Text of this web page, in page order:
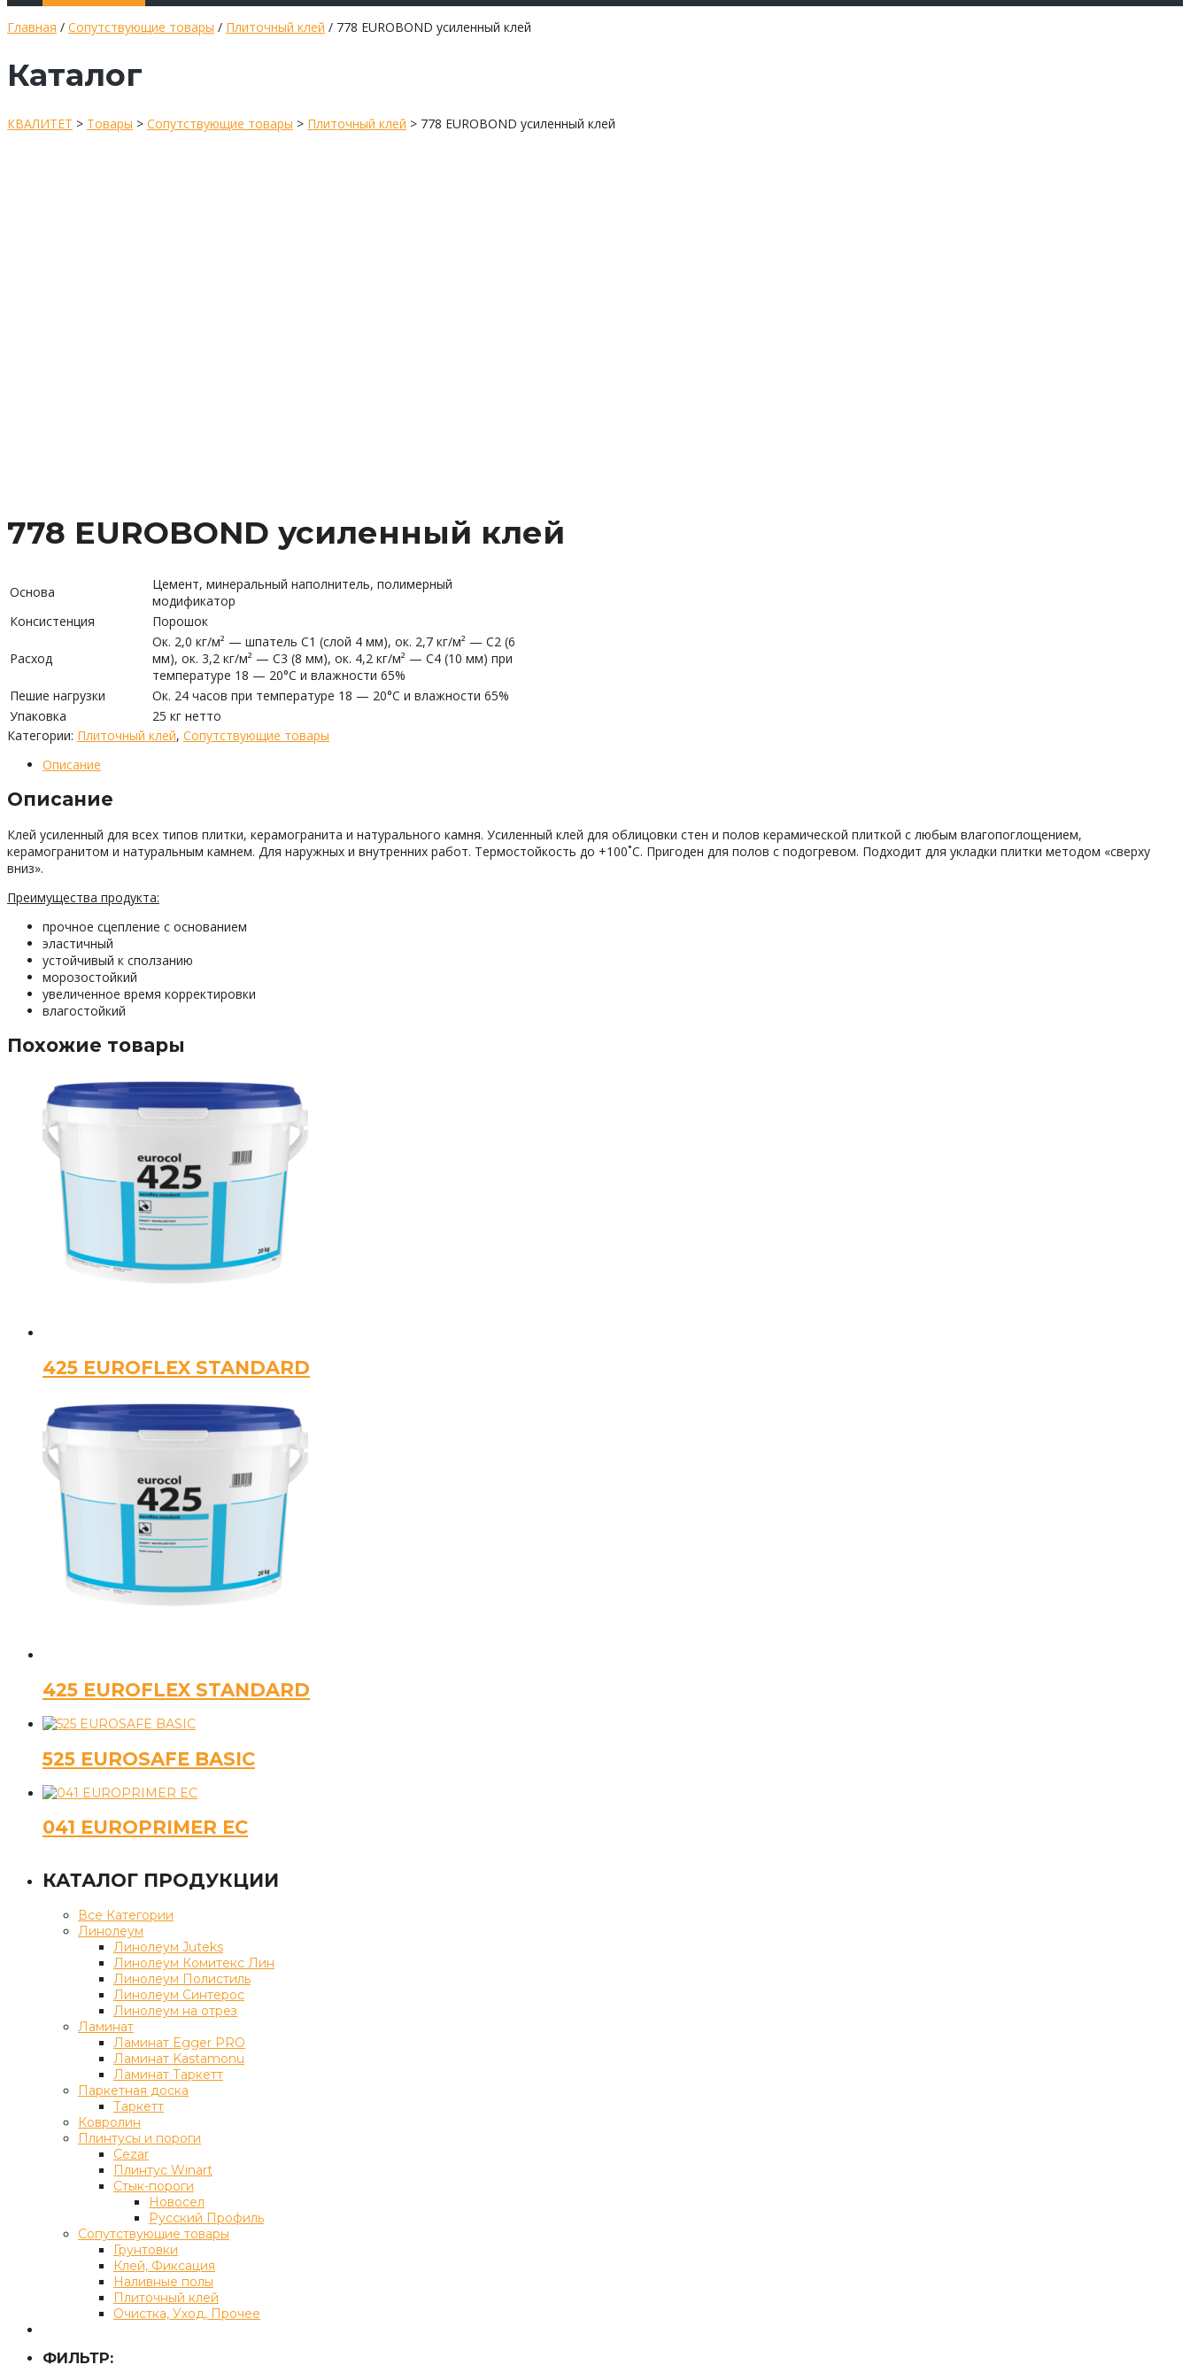
Главная / Сопутствующие товары / Плиточный клей / 778 EUROBOND усиленный клей
Каталог
КВАЛИТЕТ > Товары > Сопутствующие товары > Плиточный клей > 778 EUROBOND усиленный клей
778 EUROBOND усиленный клей
Основа
Цемент, минеральный наполнитель, полимерный
модификатор
Консистенция
Порошок
Расход
Ок. 2,0 кг/м² — шпатель С1 (слой 4 мм), ок. 2,7 кг/м² — С2 (6
мм), ок. 3,2 кг/м² — С3 (8 мм), ок. 4,2 кг/м² — С4 (10 мм) при
температуре 18 — 20°C и влажности 65%
Пешие нагрузки
Ок. 24 часов при температуре 18 — 20°C и влажности 65%
Упаковка
25 кг нетто
Категории: Плиточный клей, Сопутствующие товары
Описание
Описание
Клей усиленный для всех типов плитки, керамогранита и натурального камня. Усиленный клей для облицовки стен и полов керамической плиткой с любым влагопоглощением,
керамогранитом и натуральным камнем. Для наружных и внутренних работ. Термостойкость до +100˚C. Пригоден для полов с подогревом. Подходит для укладки плитки методом «сверху
вниз».
Преимущества продукта:
прочное сцепление с основанием
эластичный
устойчивый к сползанию
морозостойкий
увеличенное время корректировки
влагостойкий
Похожие товары
425 EUROFLEX STANDARD
425 EUROFLEX STANDARD
525 EUROSAFE BASIC
041 EUROPRIMER EC
КАТАЛОГ ПРОДУКЦИИ
Все Категории
Линолеум
Линолеум Juteks
Линолеум Комитекс Лин
Линолеум Полистиль
Линолеум Синтерос
Линолеум на отрез
Ламинат
Ламинат Egger PRO
Ламинат Kastamonu
Ламинат Таркетт
Паркетная доска
Таркетт
Ковролин
Плинтусы и пороги
Cezar
Плинтус Winart
Стык-пороги
Новосел
Русский Профиль
Сопутствующие товары
Грунтовки
Клей, Фиксация
Наливные полы
Плиточный клей
Очистка, Уход, Прочее
ФИЛЬТР: